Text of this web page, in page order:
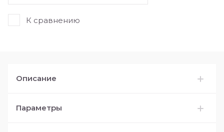
К сравнению
Описание
Параметры